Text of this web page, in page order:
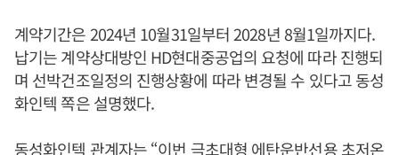
계약기간은 2024년 10월31일부터 2028년 8월1일까지다.
납기는 계약상대방인 HD현대중공업의 요청에 따라 진행되
며 선박건조일정의 진행상황에 따라 변경될 수 있다고 동성
화인텍 쪽은 설명했다.
동성화인텍 관계자는 “이번 극초대형 에탄운반선용 초저온